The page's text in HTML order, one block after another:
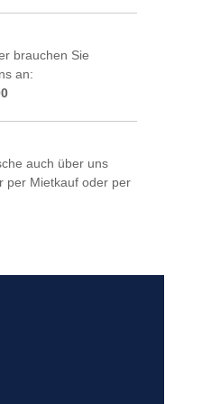
brauchen Sie
an:
auch über uns
per Mietkauf oder per